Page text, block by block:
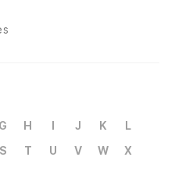
G H I J K
L
S T U V W
X